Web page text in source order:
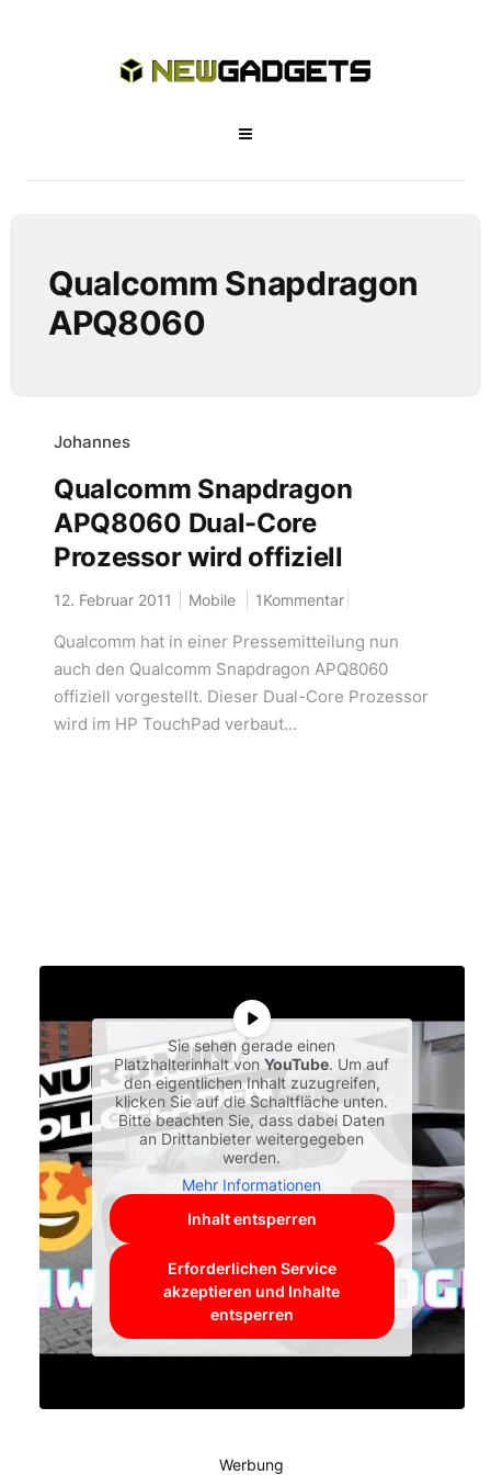
Qualcomm Snapdragon
APQ8060
Johannes
Qualcomm Snapdragon
APQ8060 Dual-Core
Prozessor wird offiziell
12. Februar 2011 Mobile 1Kommentar
Qualcomm hat in einer Pressemitteilung nun
auch den Qualcomm Snapdragon APQ8060
offiziell vorgestellt. Dieser Dual-Core Prozessor
wird im HP TouchPad verbaut...
Sie sehen gerade einen
Platzhalterinhalt vonYouTube. Um auf
den eigentlichen Inhalt zuzugreifen,
klicken Sie auf die Schaltfläche unten.
Bitte beachten Sie, dass dabei Daten
an Drittanbieter weitergegeben
werden.
Mehr Informationen
Inhalt entsperren
Erforderlichen Service
akzeptieren und Inhalte
entsperren
Werbung